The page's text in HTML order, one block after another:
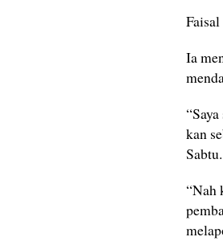
Ia
kan
Sabtu.
“Nah